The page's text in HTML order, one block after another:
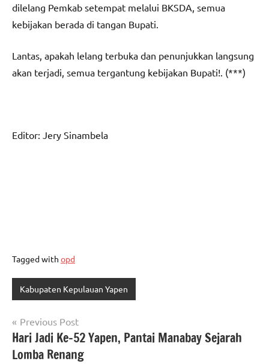
dilelang Pemkab setempat melalui BKSDA, semua
kebijakan berada di tangan Bupati.
Lantas, apakah lelang terbuka dan penunjukkan langsung
akan terjadi, semua tergantung kebijakan Bupati!. (***)
Editor: Jery Sinambela
Tagged with opd
Kabupaten Kepulauan Yapen
Navigasi
pos
Previous Post
Hari Jadi Ke-52 Yapen, Pantai Manabay Sejarah
Lomba Renang